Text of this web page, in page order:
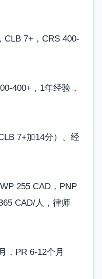
CLB 7+，CRS 400-
400+，1年经验，
7+加14分）、经
255 CAD，PNP
CAD/人，律师
，PR 6-12个月